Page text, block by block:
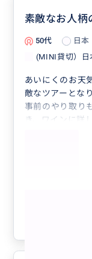
素敵なお人柄
50代
日本
(MINI貸切）日
あいにくのお天
敵なツアーとな
事前のやり取り
き、ワインに詳